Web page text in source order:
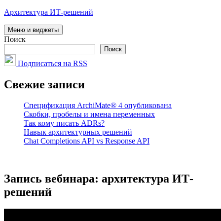
Перейти
содержимому
Архитектура ИТ-решений
Меню и виджеты
Поиск
Поиск
Подписаться на RSS
Свежие записи
Спецификация ArchiMate® 4 опубликована
Скобки, пробелы и имена переменных
Так кому писать ADRs?
Навык архитектурных решений
Chat Completions API vs Response API
Запись вебинара: архитектура ИТ-
решений